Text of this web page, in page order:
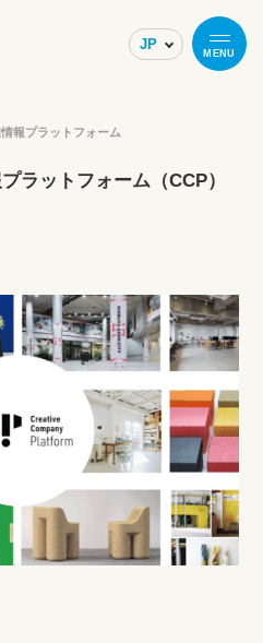
MENU
報プラットフォーム
ラットフォーム（CCP）